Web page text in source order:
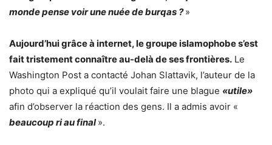
monde pense voir une nuée de burqas ? »
Aujourd’hui grâce à internet, le groupe islamophobe s’est
fait tristement connaître au-delà de ses frontières. Le
Washington Post a contacté Johan Slattavik, l’auteur de la
photo qui a expliqué qu’il voulait faire une blague «utile»
afin d’observer la réaction des gens. Il a admis avoir «
beaucoup ri au final ».